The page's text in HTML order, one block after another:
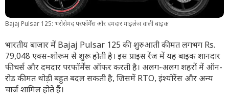
Bajaj Pulsar 125: भरोसेमंद परफॉर्मेंस और दमदार माइलेज वाली बाइक
भारतीय बाजार में Bajaj Pulsar 125 की शुरुआती कीमत लगभग Rs.
79,048 एक्स-शोरूम से शुरू होती है। इस प्राइस रेंज में यह बाइक शानदार
फीचर्स और दमदार परफॉर्मेंस ऑफर करती है। अलग-अलग शहरों में ऑन-
रोड कीमत थोड़ी बहुत बदल सकती है, जिसमें RTO, इंश्योरेंस और अन्य
चार्ज शामिल होते हैं।